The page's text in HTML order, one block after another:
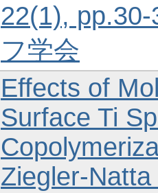
22(1),
フ学会
Effects of
Surface Ti
Ziegler-